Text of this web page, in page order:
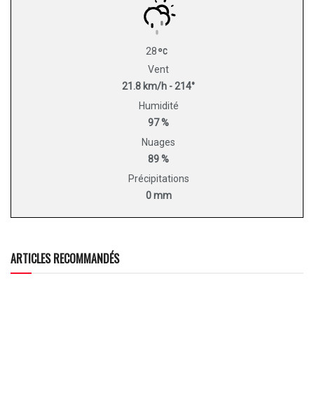
28
Vent
21.8 km/h - 214°
Humidité
97 %
Nuages
89 %
Précipitations
0 mm
ARTICLES RECOMMANDÉS